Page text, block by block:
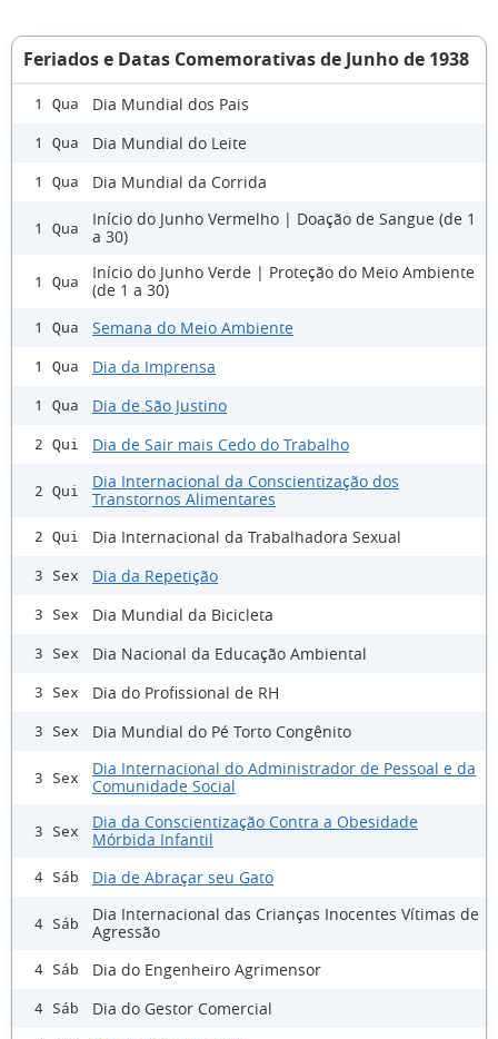
Feriados e Datas Comemorativas de Junho de 1938
1 Qua Dia Mundial dos Pais
1 Qua Dia Mundial do Leite
1 Qua Dia Mundial da Corrida
1 Qua
Início do Junho Vermelho | Doação de Sangue (de 1
a 30)
1 Qua
Início do Junho Verde | Proteção do Meio Ambiente
(de 1 a 30)
1 Qua Semana do Meio Ambiente
1 Qua Dia da Imprensa
1 Qua Dia de São Justino
2 Qui Dia de Sair mais Cedo do Trabalho
2 Qui
Dia Internacional da Conscientização dos
Transtornos Alimentares
2 Qui Dia Internacional da Trabalhadora Sexual
3 Sex Dia da Repetição
3 Sex Dia Mundial da Bicicleta
3 Sex Dia Nacional da Educação Ambiental
3 Sex Dia do Profissional de RH
3 Sex Dia Mundial do Pé Torto Congênito
3 Sex
Dia Internacional do Administrador de Pessoal e da
Comunidade Social
3 Sex
Dia da Conscientização Contra a Obesidade
Mórbida Infantil
4 Sáb Dia de Abraçar seu Gato
4 Sáb
Dia Internacional das Crianças Inocentes Vítimas de
Agressão
4 Sáb Dia do Engenheiro Agrimensor
4 Sáb Dia do Gestor Comercial